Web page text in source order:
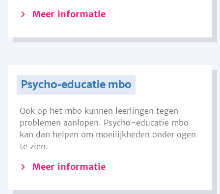
Meer informatie
Psycho-educatie mbo
Ook op het mbo kunnen leerlingen tegen
problemen aanlopen. Psycho-educatie mbo
kan dan helpen om moeilijkheden onder ogen
te zien.
Meer informatie